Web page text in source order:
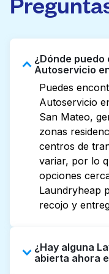
¿Dónde
Autoservicio
Puedes
Autoservicio
San Mateo,
zonas
centros de
variar, por lo
opciones
Laundryheap
recojo y
¿Hay alguna
abierta ahora